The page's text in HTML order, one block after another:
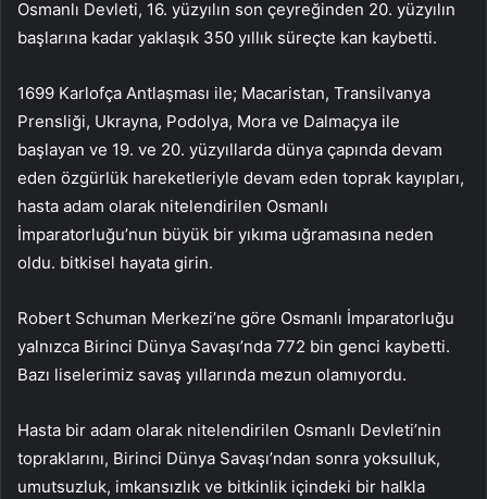
Osmanlı Devleti, 16. yüzyılın son çeyreğinden 20. yüzyılın
başlarına kadar yaklaşık 350 yıllık süreçte kan kaybetti.
1699 Karlofça Antlaşması ile; Macaristan, Transilvanya
Prensliği, Ukrayna, Podolya, Mora ve Dalmaçya ile
başlayan ve 19. ve 20. yüzyıllarda dünya çapında devam
eden özgürlük hareketleriyle devam eden toprak kayıpları,
hasta adam olarak nitelendirilen Osmanlı
İmparatorluğu’nun büyük bir yıkıma uğramasına neden
oldu. bitkisel hayata girin.
Robert Schuman Merkezi’ne göre Osmanlı İmparatorluğu
yalnızca Birinci Dünya Savaşı’nda 772 bin genci kaybetti.
Bazı liselerimiz savaş yıllarında mezun olamıyordu.
Hasta bir adam olarak nitelendirilen Osmanlı Devleti’nin
topraklarını, Birinci Dünya Savaşı’ndan sonra yoksulluk,
umutsuzluk, imkansızlık ve bitkinlik içindeki bir halkla